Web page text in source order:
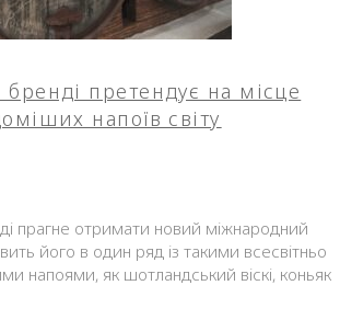
претендує на місце
напоїв світу
прагне отримати новий міжнародний
його в один ряд із такими всесвітньо
напоями, як шотландський віскі, коньяк